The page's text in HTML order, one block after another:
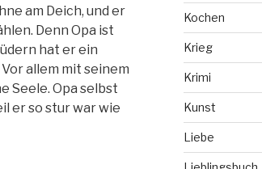
am Deich, und er
Denn Opa ist
hat er ein
allem mit seinem
Seele. Opa selbst
er so stur war wie
Kochen
Krieg
Krimi
Kunst
Liebe